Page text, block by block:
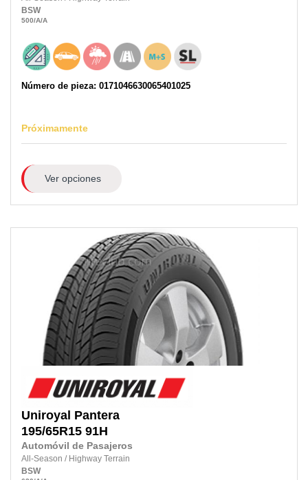
BSW
500/A/A
Número de pieza: 0171046630065401025
Próximamente
Ver opciones
Uniroyal Pantera
195/65R15 91H
Automóvil de Pasajeros
All-Season / Highway Terrain
BSW